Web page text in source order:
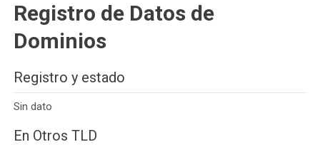
Registro de Datos de
Dominios
Registro y estado
Sin dato
En Otros TLD